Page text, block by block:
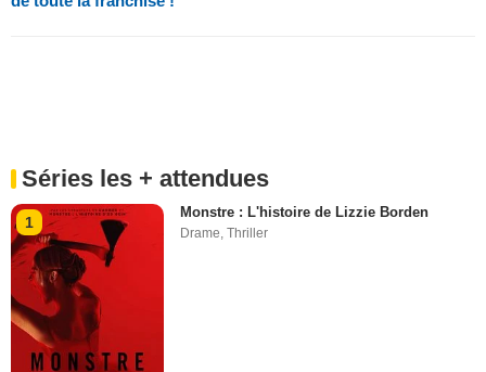
Séries les + attendues
1
Monstre : L'histoire de Lizzie Borden
Drame ,Thriller